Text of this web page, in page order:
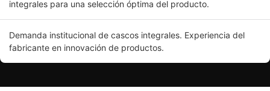
integrales para una selección óptima del producto.
Demanda institucional de cascos integrales. Experiencia del
fabricante en innovación de productos.